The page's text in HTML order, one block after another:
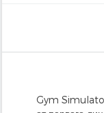
Gym